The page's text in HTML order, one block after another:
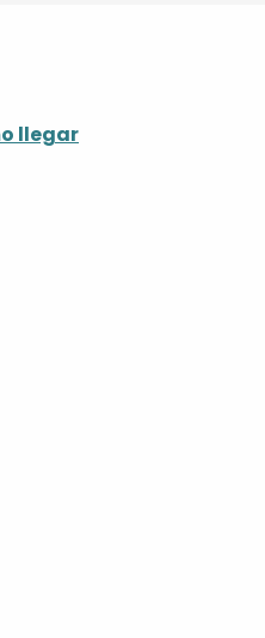
llegar